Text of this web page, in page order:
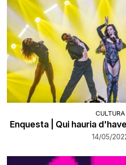
CULTURA
Enquesta | Qui hauria
14/05/